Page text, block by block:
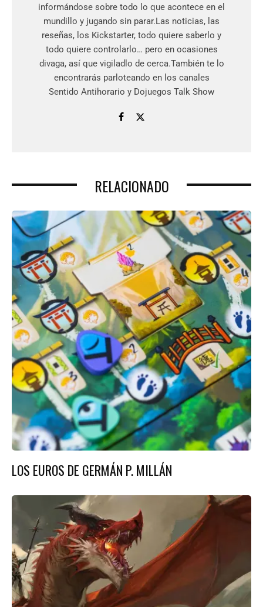
informándose sobre todo lo que acontece en el
mundillo y jugando sin parar.Las noticias, las
reseñas, los Kickstarter, todo quiere saberlo y
todo quiere controlarlo… pero en ocasiones
divaga, así que vigiladlo de cerca.También te lo
encontrarás parloteando en los canales
Sentido Antihorario y Dojuegos Talk Show
RELACIONADO
LOS EUROS DE GERMÁN P. MILLÁN